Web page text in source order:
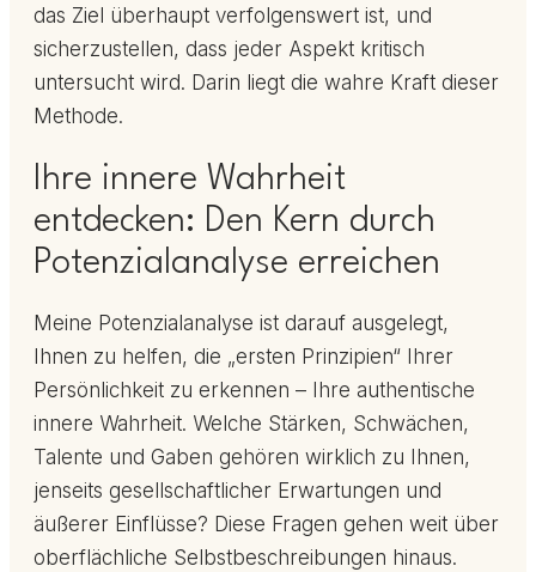
das Ziel überhaupt verfolgenswert ist, und
sicherzustellen, dass jeder Aspekt kritisch
untersucht wird. Darin liegt die wahre Kraft dieser
Methode.
Ihre innere Wahrheit
entdecken: Den Kern durch
Potenzialanalyse erreichen
Meine Potenzialanalyse ist darauf ausgelegt,
Ihnen zu helfen, die „ersten Prinzipien“ Ihrer
Persönlichkeit zu erkennen – Ihre authentische
innere Wahrheit. Welche Stärken, Schwächen,
Talente und Gaben gehören wirklich zu Ihnen,
jenseits gesellschaftlicher Erwartungen und
äußerer Einflüsse? Diese Fragen gehen weit über
oberflächliche Selbstbeschreibungen hinaus.